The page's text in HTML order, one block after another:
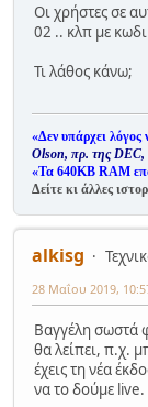
Οι χρήστες σε
02 .. κλπ με
Τι λάθος κάνω;
«Δεν υπάρχει λόγος
Olson, πρ. της DEC,
«Τα 640KB RAM
Δείτε κι άλλες
alkisg
28 Μαΐου 2019,
Βαγγέλη σωστά
θα λείπει, π.χ.
έχεις τη νέα
να το δούμε live.